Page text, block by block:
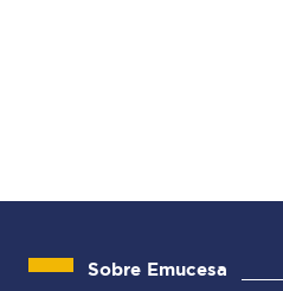
Sobre Emucesa